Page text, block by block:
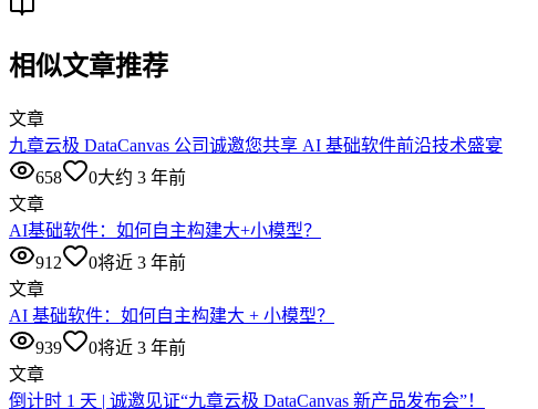
相似文章推荐
文章
九章云极 DataCanvas 公司诚邀您共享 AI 基础软件前沿技术盛宴
658
0大约 3 年前
文章
AI基础软件：如何自主构建大+小模型？
912
0将近 3 年前
文章
AI 基础软件：如何自主构建大 + 小模型？
939
0将近 3 年前
文章
倒计时 1 天 | 诚邀见证“九章云极 DataCanvas 新产品发布会”！